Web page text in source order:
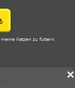
❌
Katzen zu füttern.